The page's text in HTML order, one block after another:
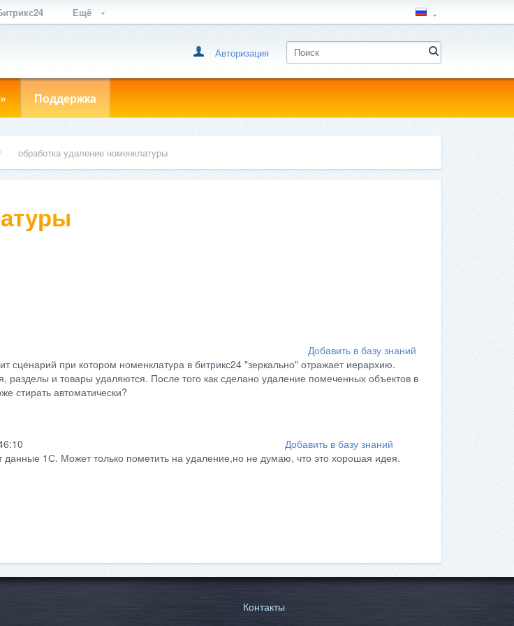
Ещё
Авторизация
Поддержка
обработка удаление номенклатуры
Добавить в базу знаний
сценарий при котором номенклатура в битрикс24 "зеркально" отражает иерархию.
и товары удаляются. После того как сделано удаление помеченных объектов в
стирать автоматически?
Добавить в базу знаний
данные 1С. Может только пометить на удаление,но не думаю, что это хорошая идея.
Контакты